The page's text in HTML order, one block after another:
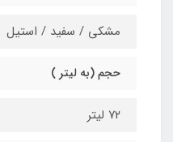
مشکی / سفید / استیل
حجم (به لیتر )
۷۲ لیتر